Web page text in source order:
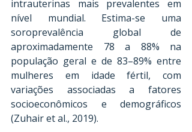
intrauterinas mais prevalentes em
nível mundial. Estima-se uma
soroprevalência global de
aproximadamente 78 a 88% na
população geral e de 83–89% entre
mulheres em idade fértil, com
variações associadas a fatores
socioeconômicos e demográficos
(Zuhair et al., 2019).